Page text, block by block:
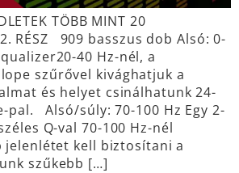
TÖBB MINT 20
2. RÉSZ 909 basszus dob Alsó: 0-
40 Hz-nél, a
szűrővel kivághatjuk a
és helyet csinálhatunk 24-
pal. Alsó/súly: 70-100 Hz Egy 2-
Q-val 70-100 Hz-nél
jelenlétet kell biztosítani a
szűkebb […]